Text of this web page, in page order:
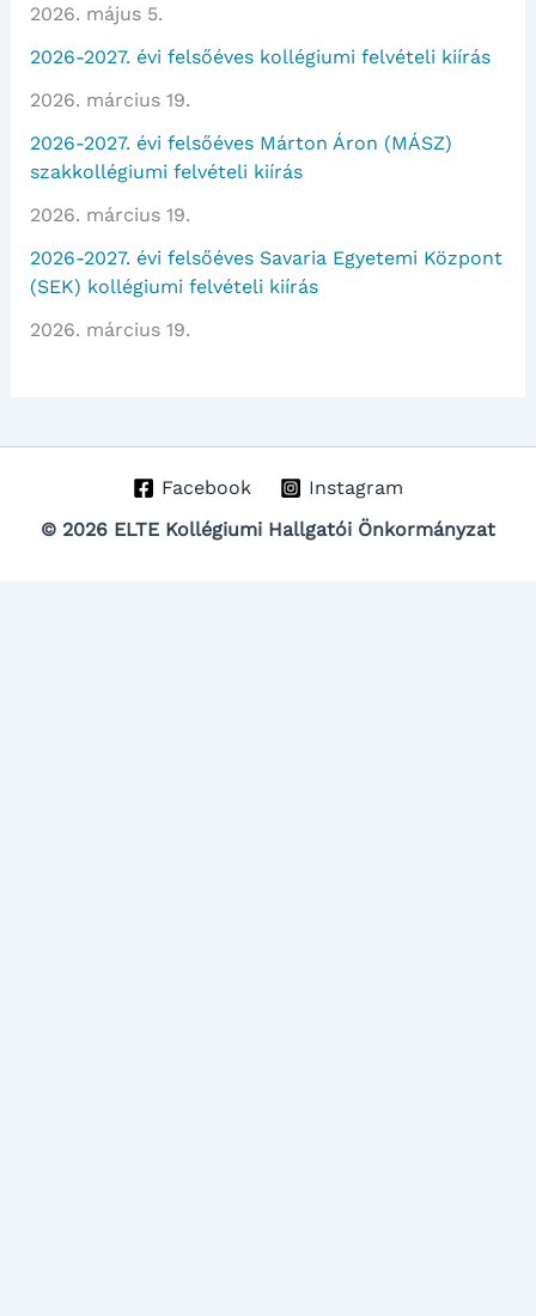
2026. május 5.
2026-2027. évi felsőéves kollégiumi felvételi kiírás
2026. március 19.
2026-2027. évi felsőéves Márton Áron (MÁSZ)
szakkollégiumi felvételi kiírás
2026. március 19.
2026-2027. évi felsőéves Savaria Egyetemi Központ
(SEK) kollégiumi felvételi kiírás
2026. március 19.
Facebook
Instagram
© 2026 ELTE Kollégiumi Hallgatói Önkormányzat